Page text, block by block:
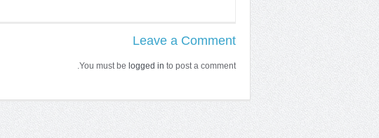
Leave a Comment
You must be logged in to post a comment.